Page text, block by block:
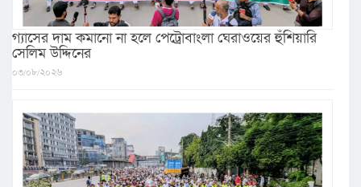
গ্যাসের দাম কমানো না হলে পেট্রোবাংলা ঘেরাওয়ের হুঁশিয়ারি
সেলিম উদ্দিনের
০৩/০৮/২০২৬